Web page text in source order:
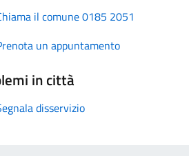
il comune 0185 2051
un appuntamento
in città
disservizio